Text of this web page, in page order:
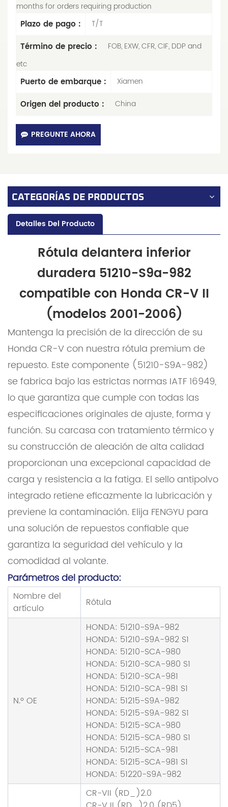
months for orders requiring production
Plazo de pago : T/T
Término de precio :
FOB, EXW, CFR, CIF, DDP and
etc
Puerto de embarque : Xiamen
Origen del producto : China
PREGUNTE AHORA
CATEGORÍAS DE PRODUCTOS
Detalles Del Producto
Rótula delantera inferior
duradera 51210-S9a-982
compatible con Honda CR-V II
(modelos 2001-2006)
Mantenga la precisión de la dirección de su
Honda CR-V con nuestra rótula premium de
repuesto. Este componente (51210-S9A-982)
se fabrica bajo las estrictas normas IATF 16949,
lo que garantiza que cumple con todas las
especificaciones originales de ajuste, forma y
función. Su carcasa con tratamiento térmico y
su construcción de aleación de alta calidad
proporcionan una excepcional capacidad de
carga y resistencia a la fatiga. El sello antipolvo
integrado retiene eficazmente la lubricación y
previene la contaminación. Elija FENGYU para
una solución de repuestos confiable que
garantiza la seguridad del vehículo y la
comodidad al volante.
Parámetros del producto:
Nombre del
artículo
Rótula
N.º OE
HONDA: 51210-S9A-982
HONDA: 51210-S9A-982 S1
HONDA: 51210-SCA-980
HONDA: 51210-SCA-980 S1
HONDA: 51210-SCA-981
HONDA: 51210-SCA-981 S1
HONDA: 51215-S9A-982
HONDA: 51215-S9A-982 S1
HONDA: 51215-SCA-980
HONDA: 51215-SCA-980 S1
HONDA: 51215-SCA-981
HONDA: 51215-SCA-981 S1
HONDA: 51220-S9A-982
CR-VII (RD_)2.0